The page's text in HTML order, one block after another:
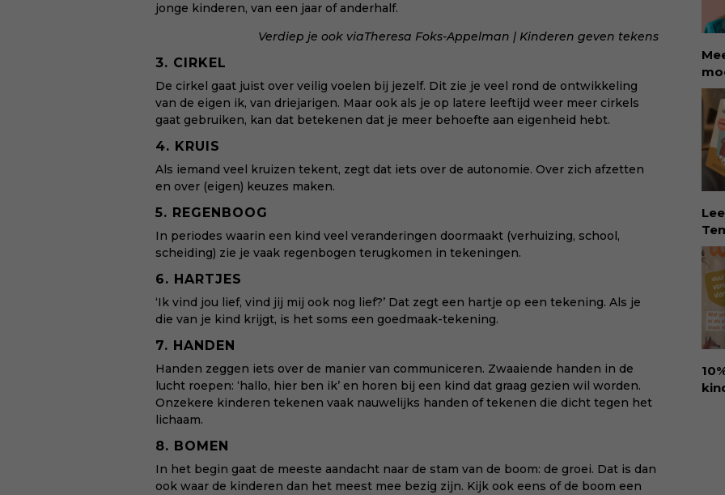
jonge kinderen, van een jaar of anderhalf.
Verdiep je ook viaTheresa Foks-Appelman | Kinderen geven tekens
3. CIRKEL
De cirkel gaat juist over veilig voelen bij jezelf. Dit zie je veel rond de ontwikkeling
van de eigen ik, van driejarigen. Maar ook als je op latere leeftijd weer meer cirkels
gaat gebruiken, kan dat betekenen dat je meer behoefte aan eigenheid hebt.
4. KRUIS
Als iemand veel kruizen tekent, zegt dat iets over de autonomie. Over zich afzetten
en over (eigen) keuzes maken.
5. REGENBOOG
In periodes waarin een kind veel veranderingen doormaakt (verhuizing, school,
scheiding) zie je vaak regenbogen terugkomen in tekeningen.
6. HARTJES
‘Ik vind jou lief, vind jij mij ook nog lief?’ Dat zegt een hartje op een tekening. Als je
die van je kind krijgt, is het soms een goedmaak-tekening.
7. HANDEN
Handen zeggen iets over de manier van communiceren. Zwaaiende handen in de
lucht roepen: ‘hallo, hier ben ik’ en horen bij een kind dat graag gezien wil worden.
Onzekere kinderen tekenen vaak nauwelijks handen of tekenen die dicht tegen het
lichaam.
8. BOMEN
In het begin gaat de meeste aandacht naar de stam van de boom: de groei. Dat is dan
ook waar de kinderen dan het meest mee bezig zijn. Kijk ook eens of de boom een
dé